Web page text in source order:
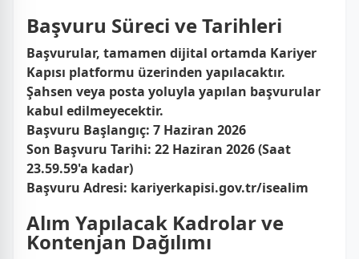
Başvuru Süreci ve Tarihleri
Başvurular, tamamen dijital ortamda Kariyer
Kapısı platformu üzerinden yapılacaktır.
Şahsen veya posta yoluyla yapılan başvurular
kabul edilmeyecektir.
Başvuru Başlangıç: 7 Haziran 2026
Son Başvuru Tarihi: 22 Haziran 2026 (Saat
23.59.59'a kadar)
Başvuru Adresi: kariyerkapisi.gov.tr/isealim
Alım Yapılacak Kadrolar ve
Kontenjan Dağılımı